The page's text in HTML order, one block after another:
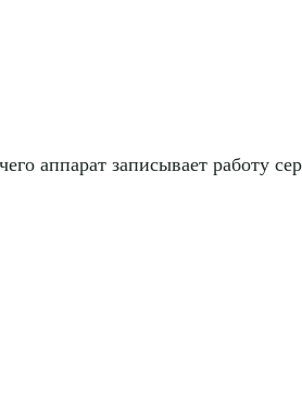
аппарат записывает работу